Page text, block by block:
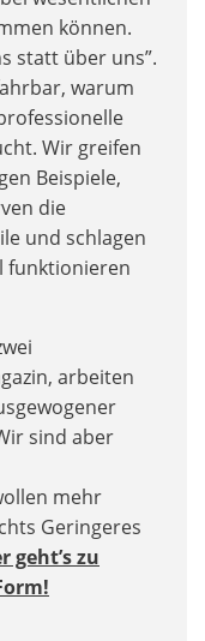
können.
statt über uns”.
warum
Wir greifen
Beispiele,
die
und schlagen
funktionieren
arbeiten
sind aber
mehr
Geringeres
geht’s zu